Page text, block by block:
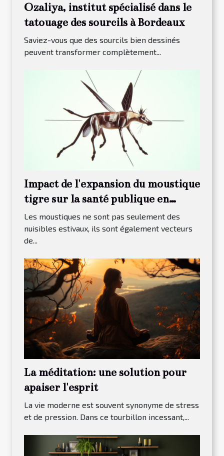
Ozaliya, institut spécialisé dans le
tatouage des sourcils à Bordeaux
Saviez-vous que des sourcils bien dessinés
peuvent transformer complètement...
Impact de l'expansion du moustique
tigre sur la santé publique en
France
Les moustiques ne sont pas seulement des
nuisibles estivaux, ils sont également vecteurs
de...
La méditation: une solution pour
apaiser l'esprit
La vie moderne est souvent synonyme de stress
et de pression. Dans ce tourbillon incessant,...